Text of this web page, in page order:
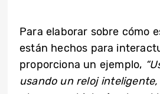
Para elaborar sobre cómo
están hechos para
proporciona un ejemplo,
usando un reloj